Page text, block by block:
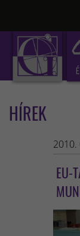
HÍREK
2010.
EU-